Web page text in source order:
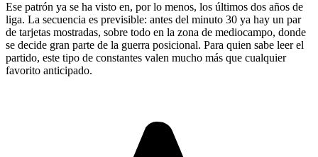
Ese patrón ya se ha visto en, por lo menos, los últimos dos años de
liga. La secuencia es previsible: antes del minuto 30 ya hay un par
de tarjetas mostradas, sobre todo en la zona de mediocampo, donde
se decide gran parte de la guerra posicional. Para quien sabe leer el
partido, este tipo de constantes valen mucho más que cualquier
favorito anticipado.